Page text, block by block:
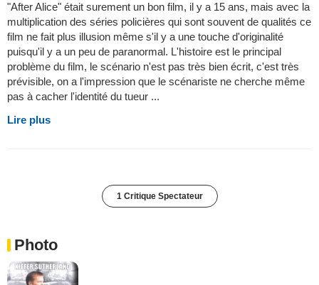
"After Alice" était surement un bon film, il y a 15 ans, mais avec la
multiplication des séries policières qui sont souvent de qualités ce
film ne fait plus illusion même s'il y a une touche d'originalité
puisqu'il y a un peu de paranormal. L'histoire est le principal
problème du film, le scénario n'est pas très bien écrit, c'est très
prévisible, on a l'impression que le scénariste ne cherche même
pas à cacher l'identité du tueur ...
Lire plus
1 Critique Spectateur
Photo